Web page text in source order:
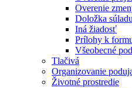
Overenie
Doložka
Iná žiadosť
Prílohy k
Všeobecné
Tlačivá
Organizovanie
Životné prostredie